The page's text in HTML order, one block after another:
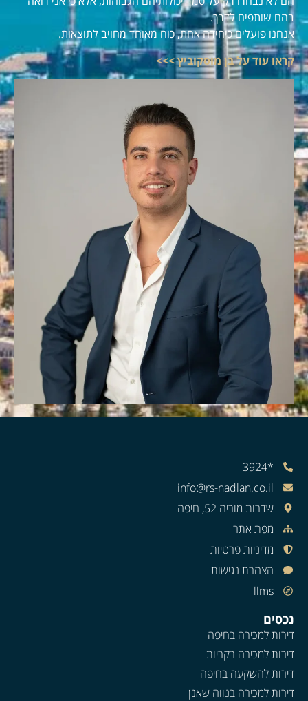
בהם שותפים לדרך.
אנחנו פועלים כיחידה אחת, כוח מאוחד מחויב לתוצאות.
קראו עוד על בן מוסקוביץ >>>
*3924
info@rs-nadlan.co.il
שדרות מוריה 52, חיפה
מפת אתר
מדיניות פרטיות
הצהרת נגישות
llms
נכסים
דירות למכירה בחיפה
דירות למכירה בקריות
דירות להשקעה בחיפה
דירות למכירה בנווה שאנן